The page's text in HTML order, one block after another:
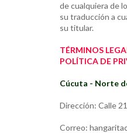
de cualquiera de
su traducción a
su titular.
TÉRMINOS
POLÍTICA DE
Cúcuta - Norte
Dirección: Calle
Correo: